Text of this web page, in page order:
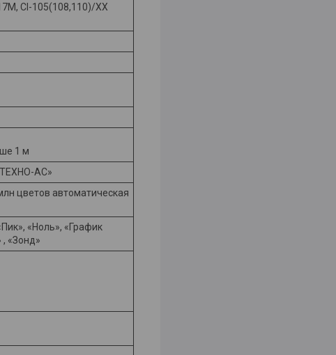
CI-105(108,110)/ХХ
1 м
АС»
цветов автоматическая
«Ноль», «График
«Зонд»